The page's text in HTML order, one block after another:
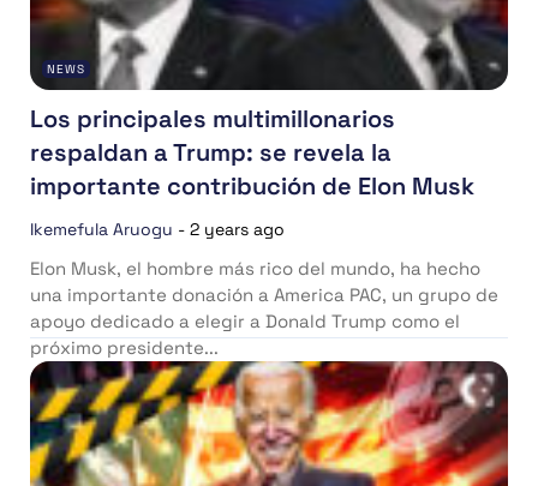
NEWS
Los principales multimillonarios
respaldan a Trump: se revela la
importante contribución de Elon Musk
Ikemefula Aruogu - 2 years ago
Elon Musk, el hombre más rico del mundo, ha hecho
una importante donación a America PAC, un grupo de
apoyo dedicado a elegir a Donald Trump como el
próximo presidente...